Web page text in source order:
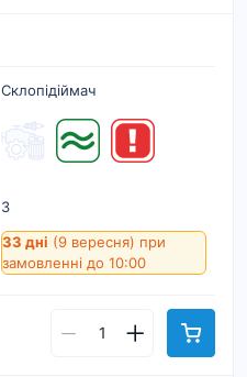
Склопідіймач
3
33 дні (9 вересня) при
замовленні до 10:00